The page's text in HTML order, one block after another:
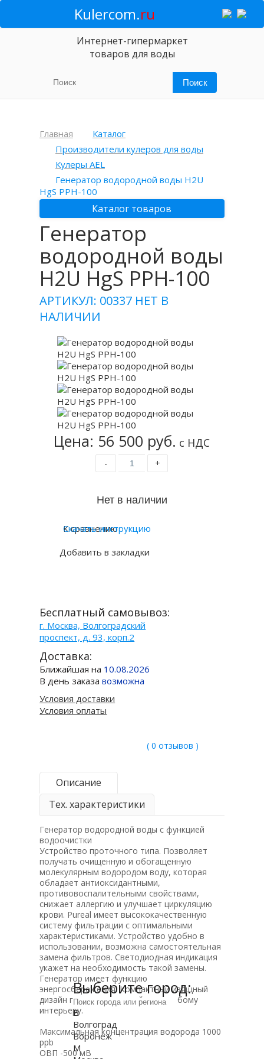
Kulercom.ru
Интернет-гипермаркет
товаров для воды
Главная
Каталог
Производители кулеров для воды
Кулеры AEL
Генератор водородной воды H2U
HgS PPH-100
Каталог товаров
Генератор
водородной воды
H2U HgS PPH-100
АРТИКУЛ: 00337 НЕТ В
НАЛИЧИИ
Цена: 56 500 руб. с НДС
- +
К сравнению
Добавить в закладки
Скачать инструкцию
Бесплатный самовывоз:
г. Москва, Волгоградский
проспект, д. 93, корп.2
Доставка:
Ближайшая на 10.08.2026
В день заказавозможна
Условия доставки
Условия оплаты
( 0 отзывов )
Описание
Тех. характеристики
Генератор водородной воды с функцией
водоочистки
Устройство проточного типа. Позволяет
получать очищенную и обогащенную
молекулярным водородом воду, которая
обладает антиоксидантными,
противовоспалительными свойствами,
снижает аллергию и улучшает циркуляцию
крови. Pureal имеет высококачественную
систему фильтрации с оптимальными
характеристиками. Устройство удобно в
использовании, возможна самостоятельная
замена фильтров. Светодиодная индикация
укажет на необходимость такой замены.
Генератор имеет функцию
энергосбережения. Компактный изящный
дизайн генератора подойдет к любому
интерьеру.
Максимальная концентрация водорода 1000
ppb
ОВП -500 мВ
Выберите город:
В
Волгоград
Воронеж
М